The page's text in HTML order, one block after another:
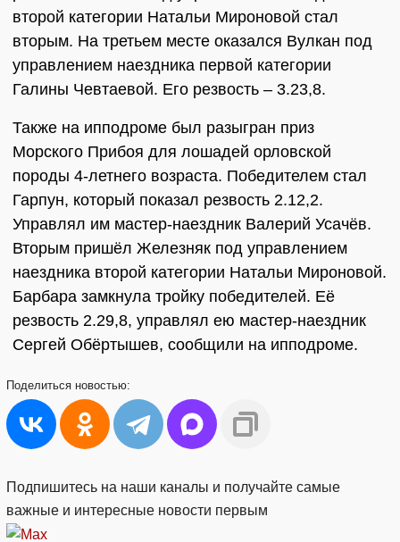
второй категории Натальи Мироновой стал
вторым. На третьем месте оказался Вулкан под
управлением наездника первой категории
Галины Чевтаевой. Его резвость – 3.23,8.
Также на ипподроме был разыгран приз
Морского Прибоя для лошадей орловской
породы 4-летнего возраста. Победителем стал
Гарпун, который показал резвость 2.12,2.
Управлял им мастер-наездник Валерий Усачёв.
Вторым пришёл Железняк под управлением
наездника второй категории Натальи Мироновой.
Барбара замкнула тройку победителей. Её
резвость 2.29,8, управлял ею мастер-наездник
Сергей Обёртышев, сообщили на ипподроме.
Поделиться новостью:
Подпишитесь на наши каналы и получайте самые
важные и интересные новости первым